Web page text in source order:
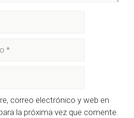
correo electrónico y web en
la próxima vez que comente.